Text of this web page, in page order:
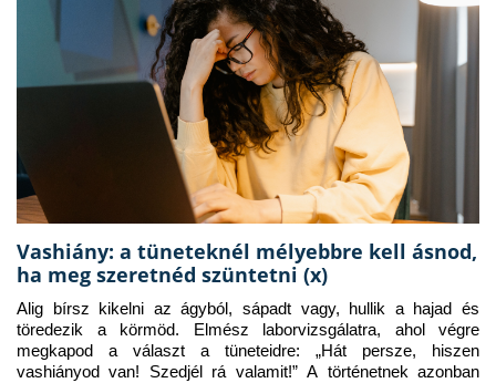
Vashiány: a tüneteknél mélyebbre kell ásnod,
ha meg szeretnéd szüntetni (x)
Alig bírsz kikelni az ágyból, sápadt vagy, hullik a hajad és
töredezik a körmöd. Elmész laborvizsgálatra, ahol végre
megkapod a választ a tüneteidre: „Hát persze, hiszen
vashiányod van! Szedjél rá valamit!” A történetnek azonban